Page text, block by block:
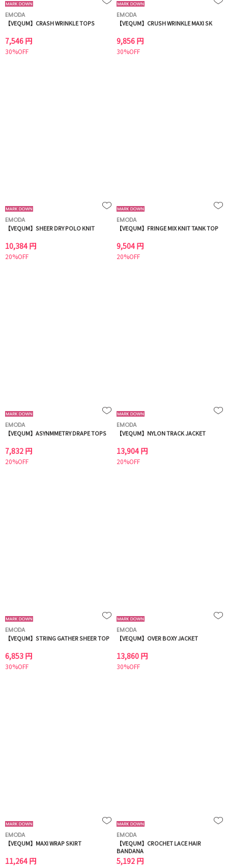
EMODA
【VEQUM】CRASH WRINKLE TOPS
7,546 円
30%OFF
EMODA
【VEQUM】CRUSH WRINKLE MAXI SK
9,856 円
30%OFF
EMODA
【VEQUM】SHEER DRY POLO KNIT
10,384 円
20%OFF
EMODA
【VEQUM】FRINGE MIX KNIT TANK TOP
9,504 円
20%OFF
EMODA
【VEQUM】ASYNMMETRY DRAPE TOPS
7,832 円
20%OFF
EMODA
【VEQUM】NYLON TRACK JACKET
13,904 円
20%OFF
EMODA
【VEQUM】STRING GATHER SHEER TOP
6,853 円
30%OFF
EMODA
【VEQUM】OVER BOXY JACKET
13,860 円
30%OFF
EMODA
【VEQUM】MAXI WRAP SKIRT
11,264 円
EMODA
【VEQUM】CROCHET LACE HAIR
BANDANA
5,192 円